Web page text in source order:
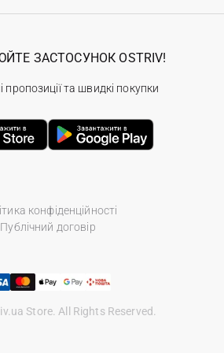
конфіденційності
Публічний договір
Store. All Rights Reserved.
ЗАСТОСУНОК OSTRIV!
пропозиції та швидкі покупки